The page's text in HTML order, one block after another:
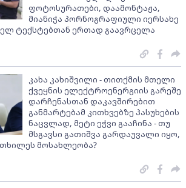
ფოტოსურათები, დაამონტაჟა,
მიანიჭა პორნოგრაფიული იერსახე
ტექსტებთან ერთად გაავრცელა
კახა კახიშვილი - თითქმის მთელი
ქვეყნის ელექტროენერგიის გარეშე
დარჩენასთან დაკავშირებით
განმარტებამ კითხვებზე პასუხების
ნაცვლად, მეტი ეჭვი გააჩინა - თუ
მსგავსი გათიშვა გარდაუვალი იყო,
მოსახლეობა?